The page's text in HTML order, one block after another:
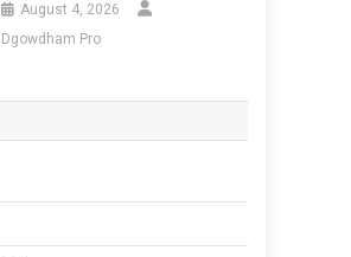
August 4, 2026
Dgowdham Pro